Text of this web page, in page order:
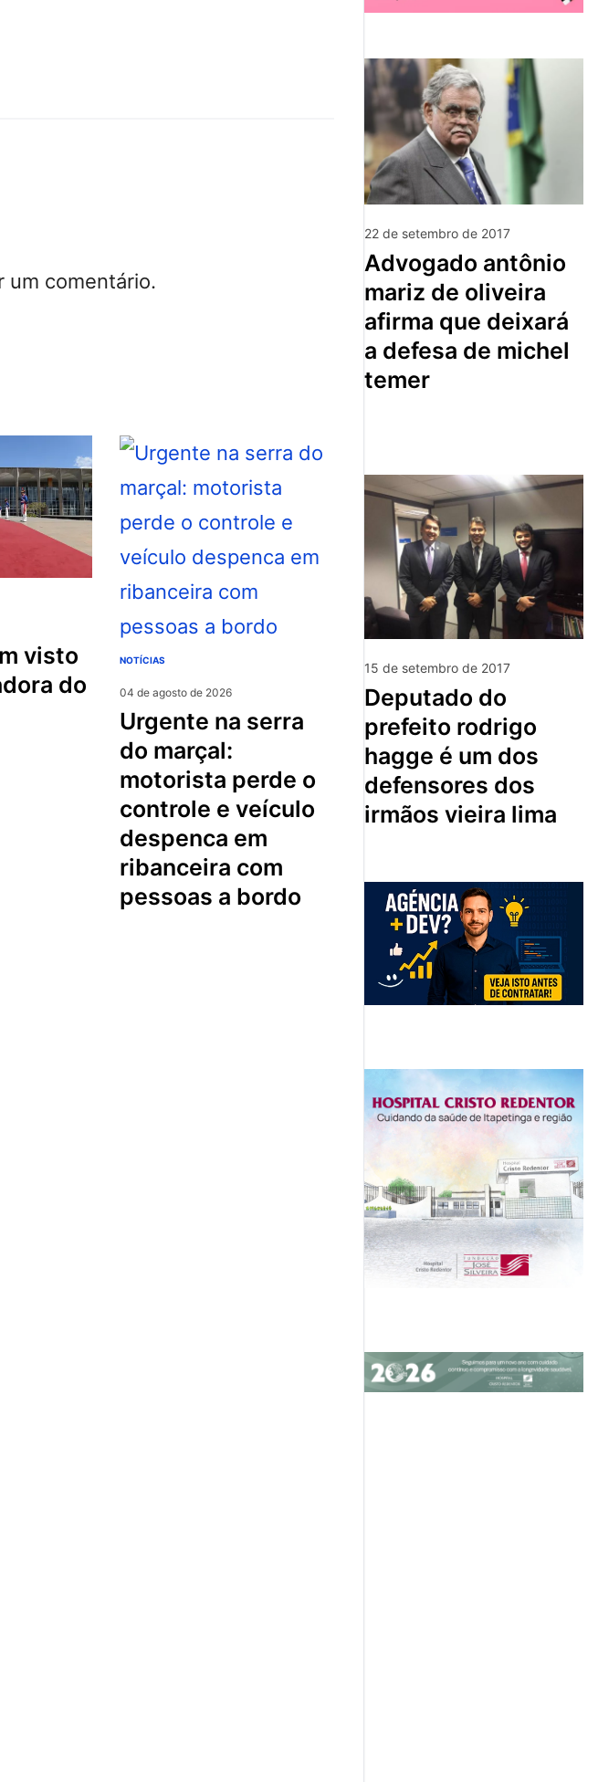
um comentário.
do
NOTÍCIAS
04 de agosto de 2026
urgente na serra
do marçal:
motorista perde o
controle e veículo
despenca em
ribanceira com
pessoas a bordo
22 de setembro de 2017
advogado antônio
mariz de oliveira
afirma que deixará
a defesa de michel
temer
15 de setembro de 2017
deputado do
prefeito rodrigo
hagge é um dos
defensores dos
irmãos vieira lima